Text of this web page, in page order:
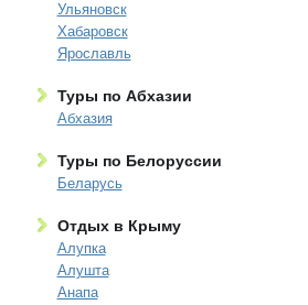
Ульяновск
Хабаровск
Ярославль
Туры по Абхазии
Абхазия
Туры по Белоруссии
Беларусь
Отдых в Крыму
Алупка
Алушта
Анапа